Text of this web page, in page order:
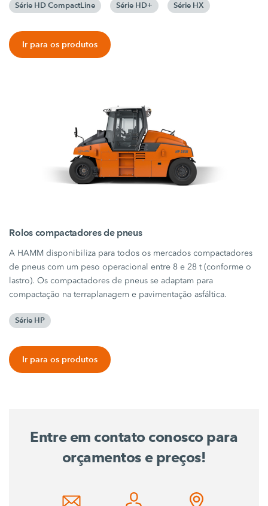
Série HD CompactLine Série HD+ Série HX
Ir para os produtos
Rolos compactadores de pneus
A HAMM disponibiliza para todos os mercados compactadores
de pneus com um peso operacional entre 8 e 28 t (conforme o
lastro). Os compactadores de pneus se adaptam para
compactação na terraplanagem e pavimentação asfáltica.
Série HP
Ir para os produtos
Entre em contato conosco para
orçamentos e preços!